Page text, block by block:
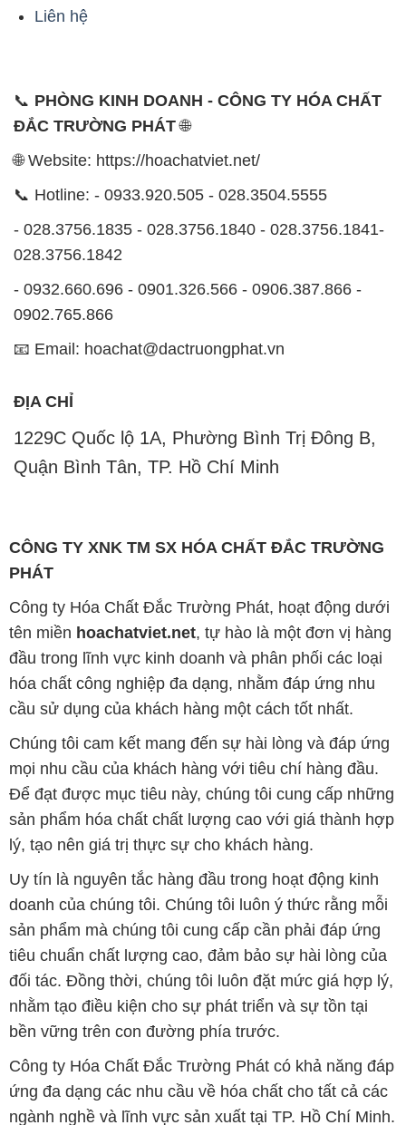
ĐẮC TRƯỜNG PHÁT
- 028.3756.1835 - 028.3756.1840 - 028.3756.1841-
0902.765.866
📧 Email: hoachat@dactruongphat.vn
ĐỊA CHỈ
1229C Quốc lộ 1A, Phường Bình Trị Đông B,
Quận Bình Tân, TP. Hồ Chí Minh
CÔNG TY XNK TM SX HÓA CHẤT ĐẮC TRƯỜNG
PHÁT
đầu trong lĩnh vực kinh doanh và phân phối các loại
hóa chất công nghiệp đa dạng, nhằm đáp ứng nhu
cầu sử dụng của khách hàng một cách tốt nhất.
Chúng tôi cam kết mang đến sự hài lòng và đáp ứng
mọi nhu cầu của khách hàng với tiêu chí hàng đầu.
Để đạt được mục tiêu này, chúng tôi cung cấp những
sản phẩm hóa chất chất lượng cao với giá thành hợp
lý, tạo nên giá trị thực sự cho khách hàng.
Uy tín là nguyên tắc hàng đầu trong hoạt động kinh
doanh của chúng tôi. Chúng tôi luôn ý thức rằng mỗi
sản phẩm mà chúng tôi cung cấp cần phải đáp ứng
tiêu chuẩn chất lượng cao, đảm bảo sự hài lòng của
đối tác. Đồng thời, chúng tôi luôn đặt mức giá hợp lý,
nhằm tạo điều kiện cho sự phát triển và sự tồn tại
bền vững trên con đường phía trước.
Công ty Hóa Chất Đắc Trường Phát có khả năng đáp
ứng đa dạng các nhu cầu về hóa chất cho tất cả các
ngành nghề và lĩnh vực sản xuất tại TP. Hồ Chí Minh.
Chúng tôi đặt sứ mệnh cung cấp và phân phối những
sản phẩm hóa chất đáng tin cậy, chất lượng và có giá
thành tốt nhất.
Đội ngũ nhân viên của chúng tôi là những chuyên gia